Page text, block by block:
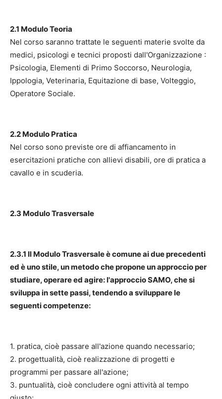
2.1 Modulo Teoria
Nel corso saranno trattate le seguenti materie svolte da
medici, psicologi e tecnici proposti dall'Organizzazione :
Psicologia, Elementi di Primo Soccorso, Neurologia,
Ippologia, Veterinaria, Equitazione di base, Volteggio,
Operatore Sociale.
2.2 Modulo Pratica
Nel corso sono previste ore di affiancamento in
esercitazioni pratiche con allievi disabili, ore di pratica a
cavallo e in scuderia.
2.3 Modulo Trasversale
2.3.1 Il Modulo Trasversale è comune ai due precedenti
ed è uno stile, un metodo che propone un approccio per
studiare, operare ed agire: l'approccio SAMO, che si
sviluppa in sette passi, tendendo a sviluppare le
seguenti competenze:
1. pratica, cioè passare all'azione quando necessario;
2. progettualità, cioè realizzazione di progetti e
programmi per passare all'azione;
3. puntualità, cioè concludere ogni attività al tempo